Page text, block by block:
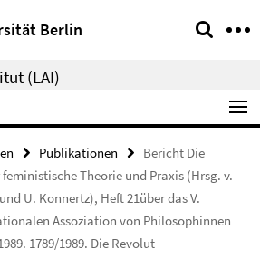
Berlin
(LAI)
Publikationen
Bericht Die
Theorie und Praxis (Hrsg. v.
U. Konnertz), Heft 21über das V.
Assoziation von Philosophinnen
1789/1989. Die Revolut